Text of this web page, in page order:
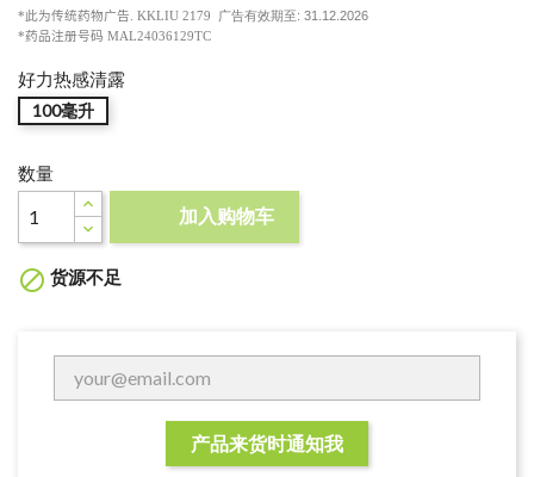
*此为传统药物广告 . KKLIU 2179 广告有效期至: 31.12.2026
*药品注册号码 MAL24036129TC
好力热感清露
100毫升
数量
加入购物车
 货源不足
产品来货时通知我